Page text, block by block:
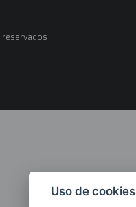
reservados
Uso de cookies